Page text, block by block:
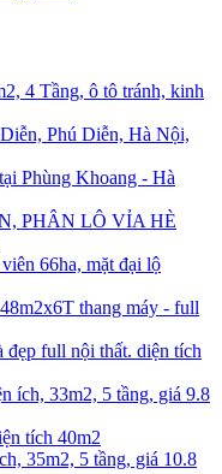
4 Tầng, ô tô tránh, kinh
Phú Diễn, Hà Nội,
Phùng Khoang - Hà
PHÂN LÔ VỈA HÈ
66ha, mặt đại lộ
thang máy - full
full nội thất. diện tích
ích, 33m2, 5 tầng, giá 9.8
tích 40m2
35m2, 5 tầng, giá 10.8